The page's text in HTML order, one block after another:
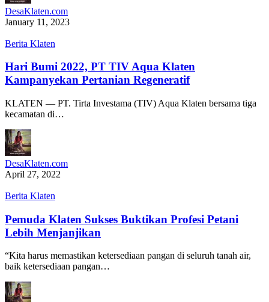
DesaKlaten.com
January 11, 2023
Berita Klaten
Hari Bumi 2022, PT TIV Aqua Klaten
Kampanyekan Pertanian Regeneratif
KLATEN — PT. Tirta Investama (TIV) Aqua Klaten bersama tiga
kecamatan di…
DesaKlaten.com
April 27, 2022
Berita Klaten
Pemuda Klaten Sukses Buktikan Profesi Petani
Lebih Menjanjikan
“Kita harus memastikan ketersediaan pangan di seluruh tanah air,
baik ketersediaan pangan…